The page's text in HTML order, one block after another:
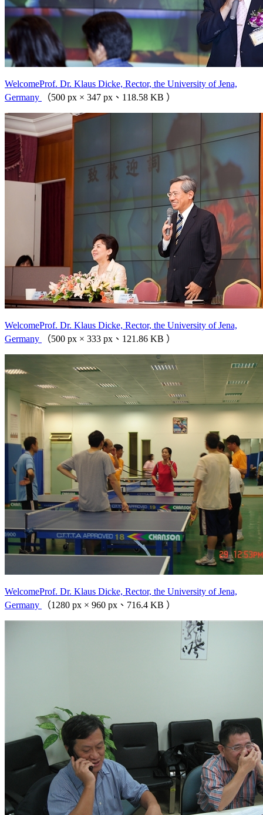
WelcomeProf. Dr. Klaus Dicke, Rector, the University of Jena,
Germany
（500 px × 347 px、118.58 KB ）
WelcomeProf. Dr. Klaus Dicke, Rector, the University of Jena,
Germany
（500 px × 333 px、121.86 KB ）
WelcomeProf. Dr. Klaus Dicke, Rector, the University of Jena,
Germany
（1280 px × 960 px、716.4 KB ）